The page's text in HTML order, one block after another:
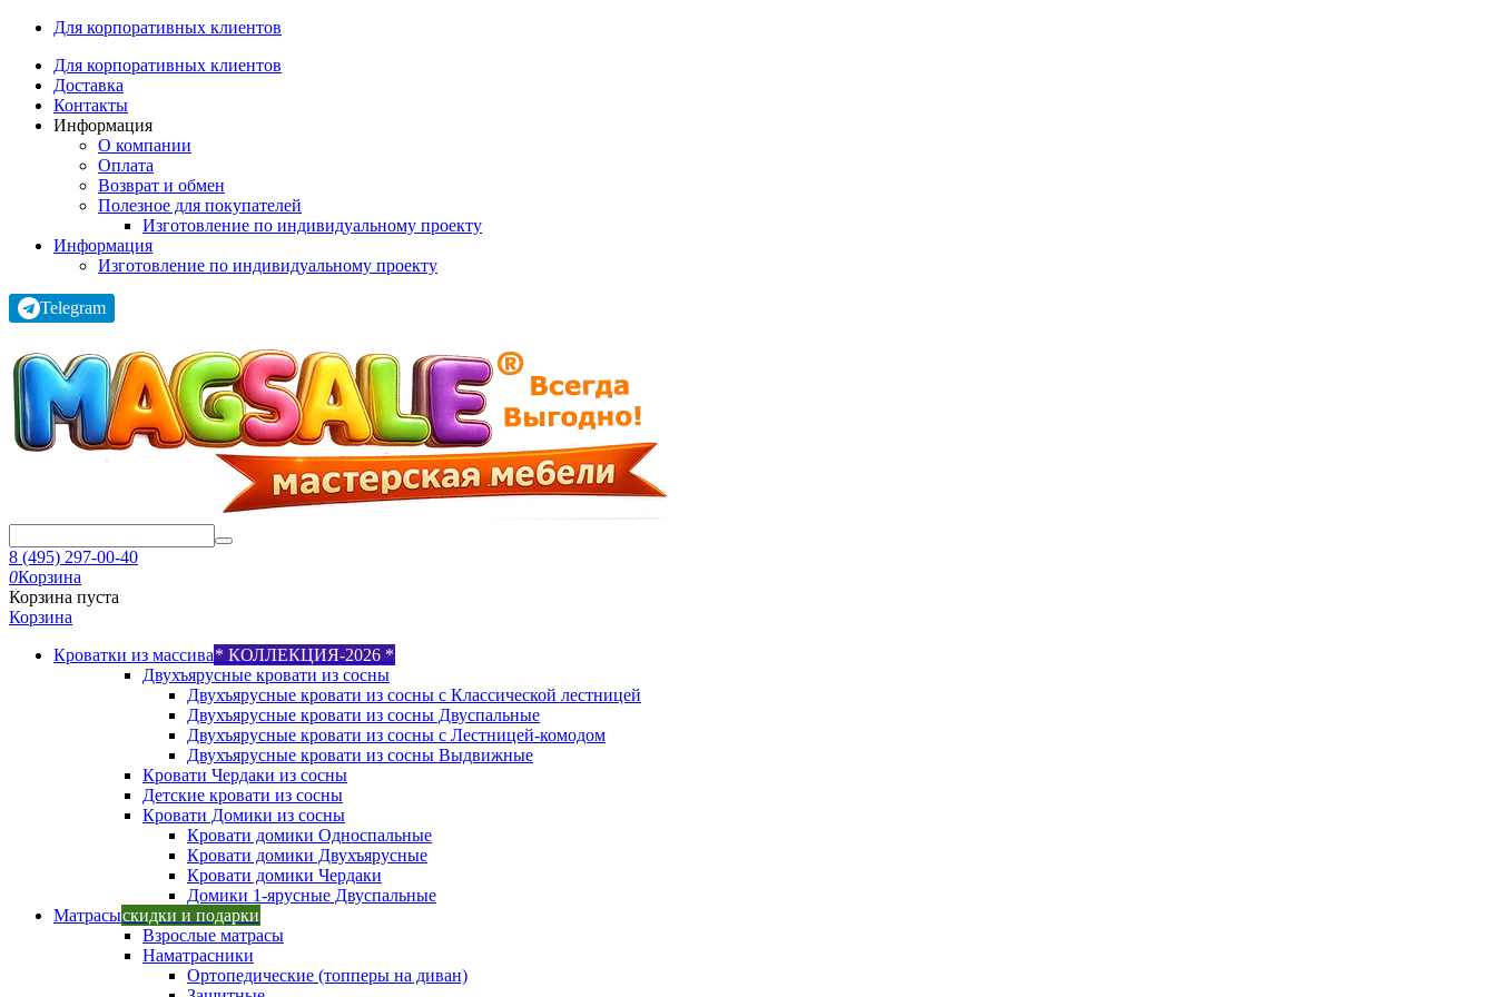
Для корпоративных клиентов
Для корпоративных клиентов
Доставка
Контакты
Информация
О компании
Оплата
Возврат и обмен
Полезное для покупателей
Изготовление по индивидуальному проекту
Информация
Изготовление по индивидуальному проекту
Telegram
8 (495) 297-00-40
0Корзина
Корзина пуста
Корзина
Кроватки из массива* КОЛЛЕКЦИЯ-2026 *
Двухъярусные кровати из сосны
Двухъярусные кровати из сосны с Классической лестницей
Двухъярусные кровати из сосны Двуспальные
Двухъярусные кровати из сосны с Лестницей-комодом
Двухъярусные кровати из сосны Выдвижные
Кровати Чердаки из сосны
Детские кровати из сосны
Кровати Домики из сосны
Кровати домики Односпальные
Кровати домики Двухъярусные
Кровати домики Чердаки
Домики 1-ярусные Двуспальные
Матрасыскидки и подарки
Взрослые матрасы
Наматрасники
Ортопедические (топперы на диван)